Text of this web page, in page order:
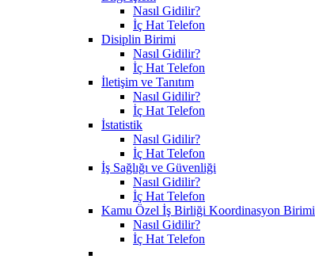
Nasıl Gidilir?
İç Hat Telefon
Disiplin Birimi
Nasıl Gidilir?
İç Hat Telefon
İletişim ve Tanıtım
Nasıl Gidilir?
İç Hat Telefon
İstatistik
Nasıl Gidilir?
İç Hat Telefon
İş Sağlığı ve Güvenliği
Nasıl Gidilir?
İç Hat Telefon
Kamu Özel İş Birliği Koordinasyon Birimi
Nasıl Gidilir?
İç Hat Telefon